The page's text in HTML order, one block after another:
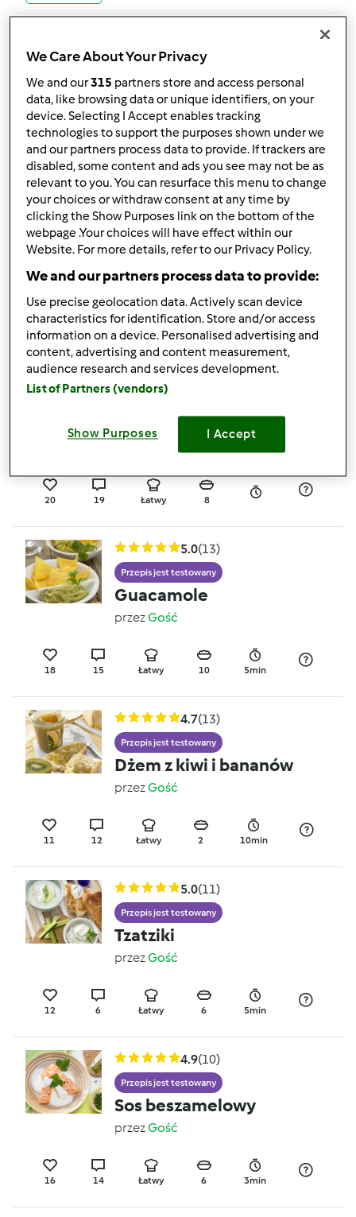
Przepis jest testowany
Ketchup
przezGość
56 Łatwy
4.7(49)
Przepis jest testowany
Dżem truskawkowy
przezGość
Łatwy 45
Wiosenny twarożek
20 19 Łatwy 8
5.0(13)
Przepis jest testowany
Guacamole
przezGość
18 15 Łatwy 10 5min
4.7(13)
Przepis jest testowany
Dżem z kiwi i bananów
przezGość
11 12 Łatwy 2 10min
5.0(11)
Przepis jest testowany
Tzatziki
przezGość
12 6 Łatwy 6 5min
4.9(10)
Przepis jest testowany
Sos beszamelowy
przezGość
16 14 Łatwy 6 3min
We Care About Your Privacy
We and our315 partners store and access personal
data, like browsing data or unique identifiers, on your
device. Selecting I Accept enables tracking
technologies to support the purposes shown under we
and our partners process data to provide. If trackers are
disabled, some content and ads you see may not be as
relevant to you. You can resurface this menu to change
your choices or withdraw consent at any time by
clicking the Show Purposes link on the bottom of the
webpage .Your choices will have effect within our
Website. For more details, refer to our Privacy Policy.
We and our partners process data to provide:
Use precise geolocation data. Actively scan device
characteristics for identification. Store and/or access
information on a device. Personalised advertising and
content, advertising and content measurement,
audience research and services development.
List of Partners (vendors)
Show Purposes I Accept